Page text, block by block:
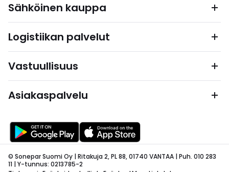
Sähköinen kauppa
Logistiikan palvelut
Vastuullisuus
Asiakaspalvelu
© Sonepar Suomi Oy | Ritakuja 2, PL 88, 01740 VANTAA | Puh. 010 283
11 | Y-tunnus: 0213785-2